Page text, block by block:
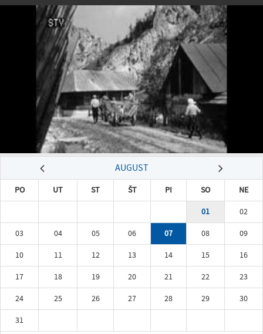
AUGUST
PO UT ST ŠT PI SO
NE
01
02
03
04 05 06 07 08
09
10
11 12 13 14 15
16
17
18 19 20 21 22
23
24
25 26 27 28 29
30
31